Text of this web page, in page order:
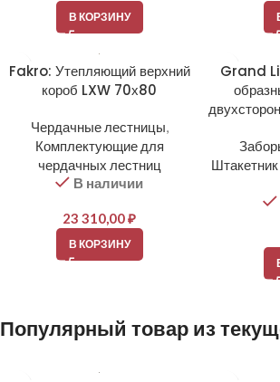
В КОРЗИНУ
Fakro: Утепляющий верхний
короб LXW 70х80
Чердачные лестницы,
Комплектующие для
чердачных лестниц
В наличии
23 310,00₽
В КОРЗИНУ
Grand
Популярный товар из